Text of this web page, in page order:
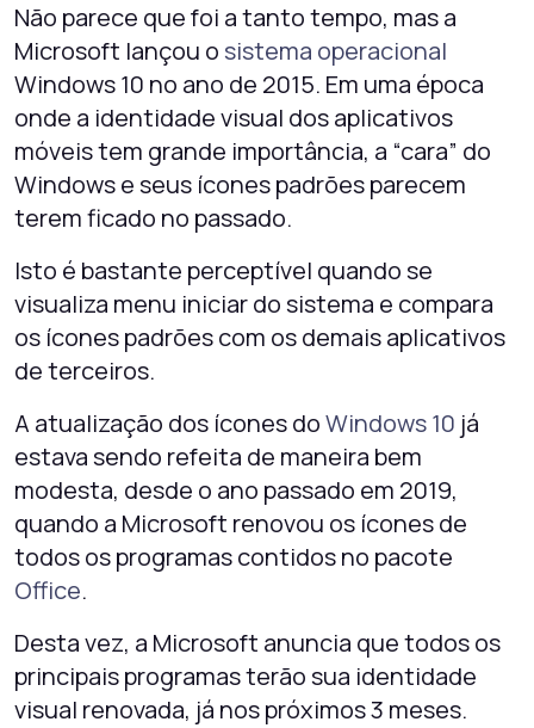
Não parece que foi a tanto tempo, mas a
Microsoft lançou o sistema operacional
Windows 10 no ano de 2015. Em uma época
onde a identidade visual dos aplicativos
móveis tem grande importância, a “cara” do
Windows e seus ícones padrões parecem
terem ficado no passado.
Isto é bastante perceptível quando se
visualiza menu iniciar do sistema e compara
os ícones padrões com os demais aplicativos
de terceiros.
A atualização dos ícones doWindows 10 já
estava sendo refeita de maneira bem
modesta, desde o ano passado em 2019,
quando a Microsoft renovou os ícones de
todos os programas contidos no pacote
Office.
Desta vez, a Microsoft anuncia que todos os
principais programas terão sua identidade
visual renovada, já nos próximos 3 meses.